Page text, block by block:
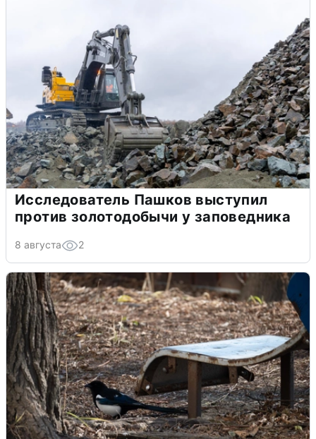
Исследователь Пашков выступил
против золотодобычи у заповедника
8 августа 2